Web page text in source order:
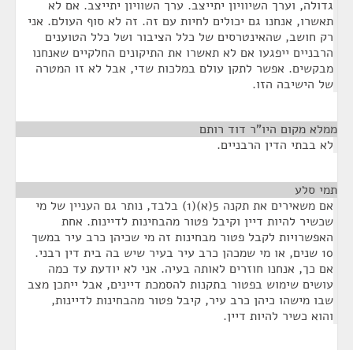
גדולה, וערך השיוויון יתייצב. ערך השוויון יתייצב. אם לא
תאשרו, אנחנו גם יכולים לחיות עם זה. זה לא סוף העולם. אני
רק חושב, שהאינטרסים של כלל הציבור ושל כלל הטוענים
הרבניים ייפגעו אם לא תאשרו את התיקונים החלקיים שאנחנו
מבקשים. אפשר לתקן עולם במלכות שדי, אבל לא זו המטרה
של הישיבה הזו.
ממלא מקום היו"ר דוד רותם
לא בבתי הדין הרבניים.
תמי סלע
אם משאירים את תקנה 5(א)(1) בלבד, נותר גם העניין של מי
שכשיר להיות דיין וקיבל פטור מהבחינות לדיינות. אחת
האפשרויות לקבל פטור מבחינות זה מי שכיהן כרב עיר במשך
10 שנים, או מי שמכהן כרב עיר בעיר שיש בה בית דין רבני.
אם כך, אנחנו חוזרים לאותה בעיה. אני לא יודעת עד כמה
עושים שימוש בפטור בתקנות להסמכת דיינים, אבל ייתכן מצב
שבו מישהו כיהן כרב עיר, קיבל פטור מהבחינות לדיינות,
והוא כשיר להיות דיין.